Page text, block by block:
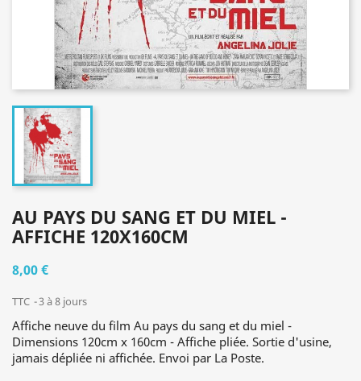
AU PAYS DU SANG ET DU MIEL -
AFFICHE 120X160CM
8,00 €
TTC 3 à 8 jours
Affiche neuve du film Au pays du sang et du miel -
Dimensions 120cm x 160cm - Affiche pliée. Sortie d'usine,
jamais dépliée ni affichée. Envoi par La Poste.